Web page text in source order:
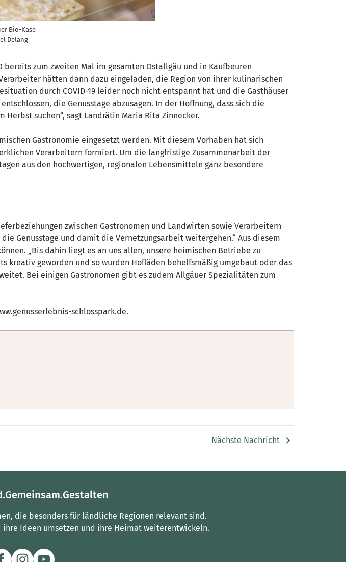
Bio-Käse
Delang
bereits zum zweiten Mal im gesamten Ostallgäu und in Kaufbeuren
hätten dann dazu eingeladen, die Region von ihrer kulinarischen
durch COVID-19 leider noch nicht entspannt hat und die Gasthäuser
die Genusstage abzusagen. In der Hoffnung, dass sich die
suchen“, sagt Landrätin Maria Rita Zinnecker.
Gastronomie eingesetzt werden. Mit diesem Vorhaben hat sich
Verarbeitern formiert. Um die langfristige Zusammenarbeit der
aus den hochwertigen, regionalen Lebensmitteln ganz besondere
zwischen Gastronomen und Landwirten sowie Verarbeitern
Genusstage und damit die Vernetzungsarbeit weitergehen.“ Aus diesem
„Bis dahin liegt es an uns allen, unsere heimischen Betriebe zu
geworden und so wurden Hofläden behelfsmäßig umgebaut oder das
Bei einigen Gastronomen gibt es zudem Allgäuer Spezialitäten zum
schlosspark.de.
Nächste Nachricht
die besonders für ländliche Regionen relevant sind.
ihre Ideen umsetzen und ihre Heimat weiterentwickeln.